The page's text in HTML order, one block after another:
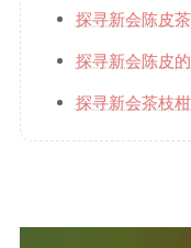
探寻新会陈皮
探寻新会陈皮
探寻新会茶枝